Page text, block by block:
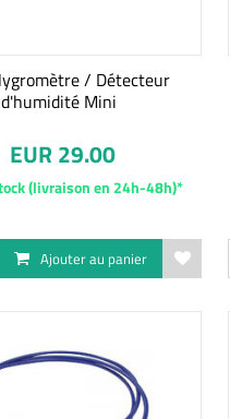
/ Détecteur
d'humidité Mini
EUR 29.00
(livraison en 24h-48h)*
Ajouter au panier